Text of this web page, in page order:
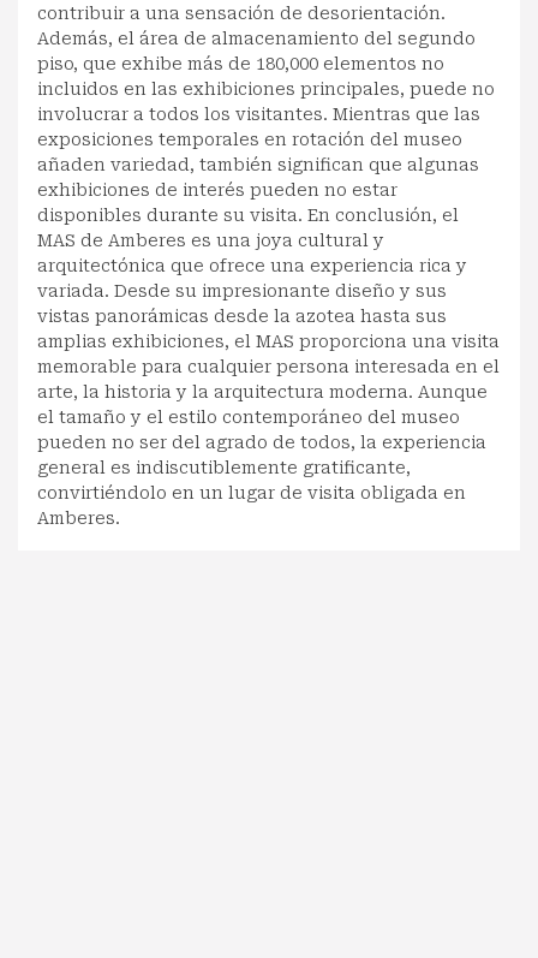
contribuir a una sensación de desorientación.
Además, el área de almacenamiento del segundo
piso, que exhibe más de 180,000 elementos no
incluidos en las exhibiciones principales, puede no
involucrar a todos los visitantes. Mientras que las
exposiciones temporales en rotación del museo
añaden variedad, también significan que algunas
exhibiciones de interés pueden no estar
disponibles durante su visita. En conclusión, el
MAS de Amberes es una joya cultural y
arquitectónica que ofrece una experiencia rica y
variada. Desde su impresionante diseño y sus
vistas panorámicas desde la azotea hasta sus
amplias exhibiciones, el MAS proporciona una visita
memorable para cualquier persona interesada en el
arte, la historia y la arquitectura moderna. Aunque
el tamaño y el estilo contemporáneo del museo
pueden no ser del agrado de todos, la experiencia
general es indiscutiblemente gratificante,
convirtiéndolo en un lugar de visita obligada en
Amberes.